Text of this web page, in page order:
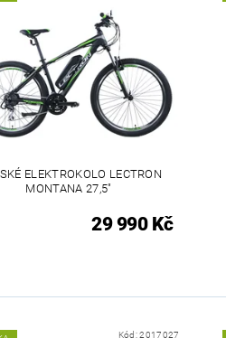
ELEKTROKOLO LECTRON
MONTANA 27,5"
29 990 Kč
Kód:2017027